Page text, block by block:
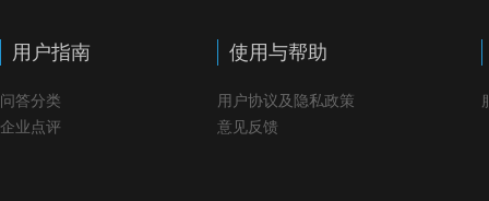
用户指南
问答分类
企业点评
使用与帮助
用户协议及隐私政策
意见反馈